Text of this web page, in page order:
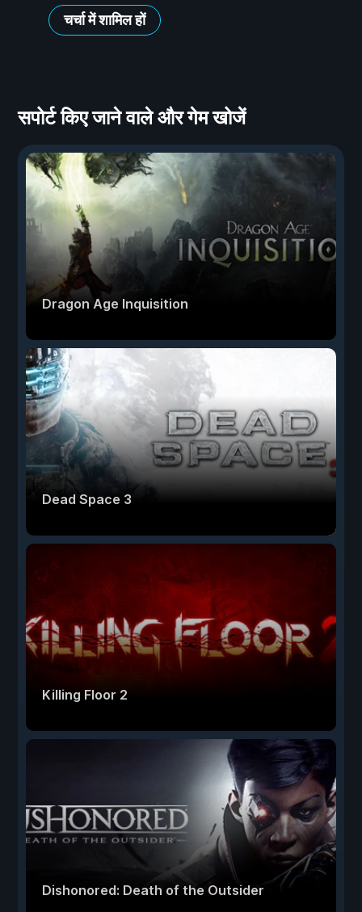
चर्चा में शामिल हों
सपोर्ट किए जाने वाले और गेम खोजें
Dragon Age Inquisition
Dead Space 3
Killing Floor 2
Dishonored: Death of the Outsider